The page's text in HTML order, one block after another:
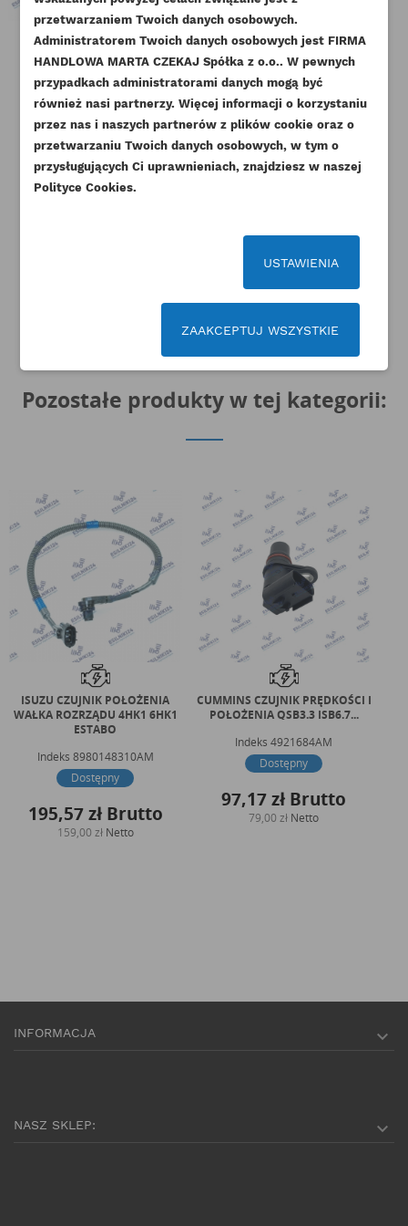
DODAJ DO LISTY ŻYCZEŃ
add_circle_outline Stwórz nową listę życzeń
Anuluj Utwórz listę życzeń
Musisz być zalogowany by zapisać produkty na
swojej liście życzeń.
Anuluj Zaloguj się
PERKINS TERMOSTAT Z
ORYGINAŁ
4133L508-ORG
281,67 złBrutto
229,00 złNetto
PERKINS POMPA WODY RG RJ
ORYGINAŁ
IndeksU5MW0206-ORG
Dostępny
736,77 zł Brutto
599,00 zł
Pozostałe produkty w tej kategorii:
ISUZU CZUJNIK POŁOŻENIA
WAŁKA ROZRZĄDU 4HK1 6HK1
ESTABO
Indeks 8980148310AM
Dostępny
195,57 złBrutto
159,00 zł Netto
CUMMINS CZUJNIK PRĘDKOŚCI I
POŁOŻENIA QSB3.3 ISB6.7...
Indeks 4921684AM
Dostępny
97,17 zł Brutto
79,00 zł Netto
INFORMACJA 
NASZ SKLEP: 
przetwarzaniem Twoich danych osobowych.
Administratorem Twoich danych osobowych jest FIRMA
HANDLOWA MARTA CZEKAJ Spółka z o.o.. W pewnych
przypadkach administratorami danych mogą być
również nasi partnerzy. Więcej informacji o korzystaniu
przez nas i naszych partnerów z plików cookie oraz o
przetwarzaniu Twoich danych osobowych, w tym o
przysługujących Ci uprawnieniach, znajdziesz w naszej
Polityce Cookies.
USTAWIENIA
ZAAKCEPTUJ WSZYSTKIE